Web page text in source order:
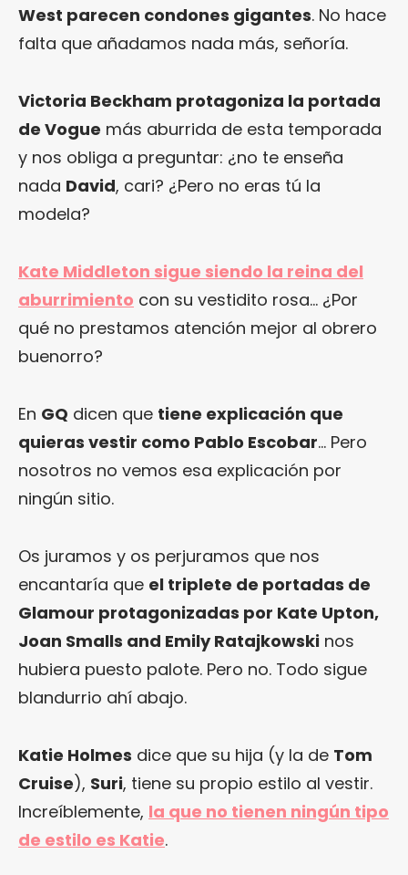
West parecen condones gigantes. No hace
falta que añadamos nada más, señoría.
Victoria Beckham protagoniza la portada
de Vogue más aburrida de esta temporada
y nos obliga a preguntar: ¿no te enseña
nada David, cari? ¿Pero no eras tú la
modela?
Kate Middleton sigue siendo la reina del
aburrimiento con su vestidito rosa… ¿Por
qué no prestamos atención mejor al obrero
buenorro?
En GQ dicen que tiene explicación que
quieras vestir como Pablo Escobar… Pero
nosotros no vemos esa explicación por
ningún sitio.
Os juramos y os perjuramos que nos
encantaría que el triplete de portadas de
Glamour protagonizadas por Kate Upton,
Joan Smalls and Emily Ratajkowski nos
hubiera puesto palote. Pero no. Todo sigue
blandurrio ahí abajo.
Katie Holmes dice que su hija (y la de Tom
Cruise), Suri, tiene su propio estilo al vestir.
Increíblemente, la que no tienen ningún tipo
de estilo es Katie.